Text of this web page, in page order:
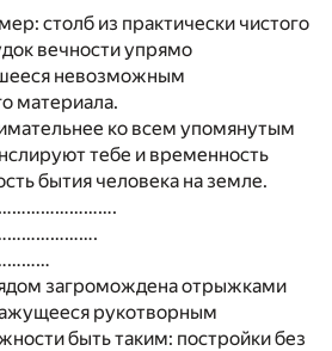
столб из практически чистого
вечности упрямо
невозможным
материала.
ко всем упомянутым
тебе и временность
бытия человека на земле.
загромождена отрыжками
рукотворным
быть таким: постройки без